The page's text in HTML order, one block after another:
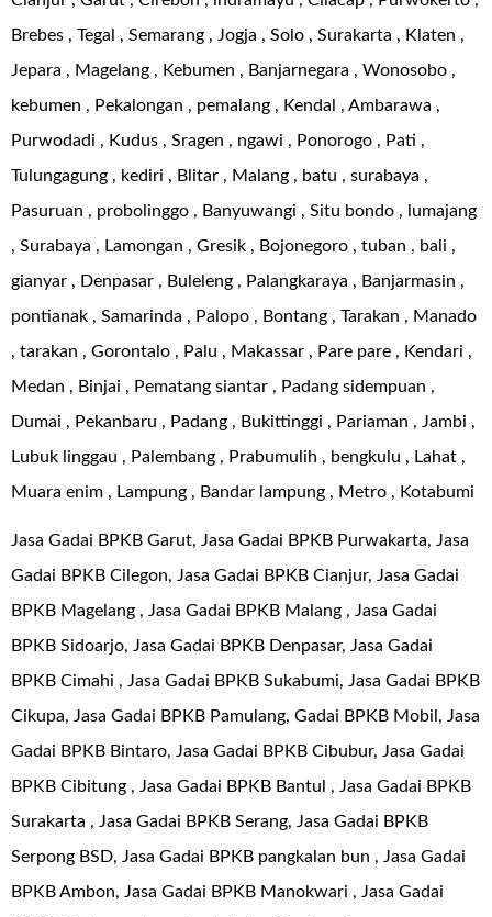
Brebes , Tegal , Semarang , Jogja , Solo , Surakarta , Klaten ,
Jepara , Magelang , Kebumen , Banjarnegara , Wonosobo ,
kebumen , Pekalongan , pemalang , Kendal , Ambarawa ,
Purwodadi , Kudus , Sragen , ngawi , Ponorogo , Pati ,
Tulungagung , kediri , Blitar , Malang , batu , surabaya ,
Pasuruan , probolinggo , Banyuwangi , Situ bondo , lumajang
, Surabaya , Lamongan , Gresik , Bojonegoro , tuban , bali ,
gianyar , Denpasar , Buleleng , Palangkaraya , Banjarmasin ,
pontianak , Samarinda , Palopo , Bontang , Tarakan , Manado
, tarakan , Gorontalo , Palu , Makassar , Pare pare , Kendari ,
Medan , Binjai , Pematang siantar , Padang sidempuan ,
Dumai , Pekanbaru , Padang , Bukittinggi , Pariaman , Jambi ,
Lubuk linggau , Palembang , Prabumulih , bengkulu , Lahat ,
Muara enim , Lampung , Bandar lampung , Metro , Kotabumi
Jasa Gadai BPKB Garut, Jasa Gadai BPKB Purwakarta, Jasa
Gadai BPKB Cilegon, Jasa Gadai BPKB Cianjur, Jasa Gadai
BPKB Magelang , Jasa Gadai BPKB Malang , Jasa Gadai
BPKB Sidoarjo, Jasa Gadai BPKB Denpasar, Jasa Gadai
BPKB Cimahi , Jasa Gadai BPKB Sukabumi, Jasa Gadai BPKB
Cikupa, Jasa Gadai BPKB Pamulang, Gadai BPKB Mobil, Jasa
Gadai BPKB Bintaro, Jasa Gadai BPKB Cibubur, Jasa Gadai
BPKB Cibitung , Jasa Gadai BPKB Bantul , Jasa Gadai BPKB
Surakarta , Jasa Gadai BPKB Serang, Jasa Gadai BPKB
Serpong BSD, Jasa Gadai BPKB pangkalan bun , Jasa Gadai
BPKB Ambon, Jasa Gadai BPKB Manokwari , Jasa Gadai